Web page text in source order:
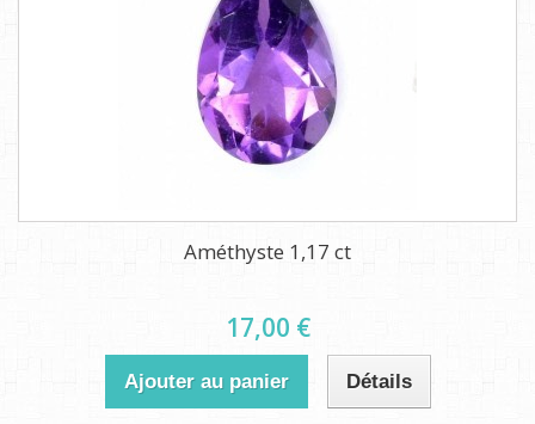
Améthyste 1,17 ct
17,00 €
Ajouter au panier Détails